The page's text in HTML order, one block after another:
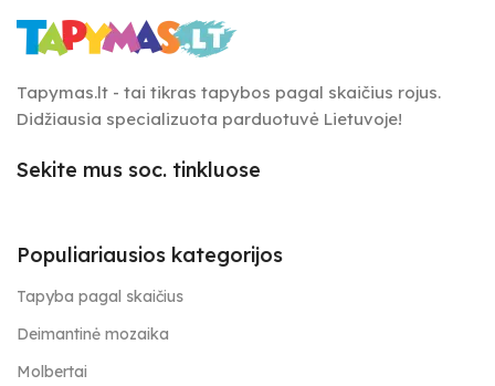
Tapymas.lt - tai tikras tapybos pagal skaičius rojus.
Didžiausia specializuota parduotuvė Lietuvoje!
Sekite mus soc. tinkluose
Populiariausios kategorijos
Tapyba pagal skaičius
Deimantinė mozaika
Molbertai